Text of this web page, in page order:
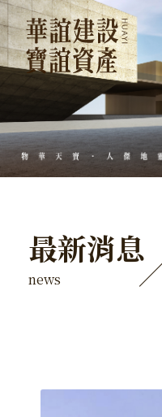
最新消息
news